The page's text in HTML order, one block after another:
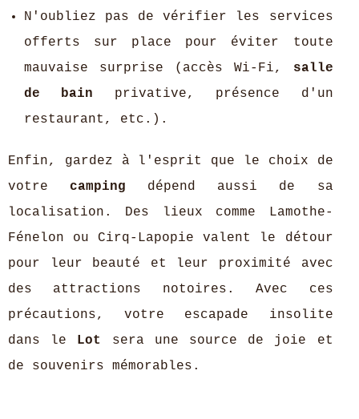
N'oubliez pas de vérifier les services
offerts sur place pour éviter toute
mauvaise surprise (accès Wi-Fi, salle
de bain privative, présence d'un
restaurant, etc.).
Enfin, gardez à l'esprit que le choix de
votrecamping dépend aussi de sa
localisation. Des lieux comme Lamothe-
Fénelon ou Cirq-Lapopie valent le détour
pour leur beauté et leur proximité avec
des attractions notoires. Avec ces
précautions, votre escapade insolite
dans le Lot
sera une source de joie et
de souvenirs mémorables.